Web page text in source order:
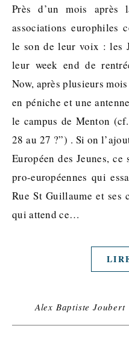
Près d’un mois après la rentrée universitaire, les
associations europhiles
le son de leur voix : les
leur week end de
Now, après plusieurs
en péniche et une
le campus de Menton
28 au 27 ?”) . Si on
Européen des Jeunes,
pro-européennes qui
Rue St Guillaume et ses
qui attend ce…
Alex Baptiste Joubert